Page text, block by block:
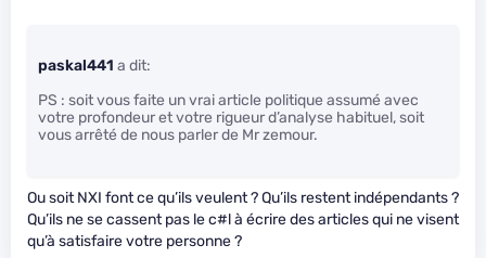
paskal441 a dit:
PS : soit vous faite un vrai article politique assumé avec
votre profondeur et votre rigueur d’analyse habituel, soit
vous arrêté de nous parler de Mr zemour.
Ou soit NXI font ce qu’ils veulent ? Qu’ils restent indépendants ?
Qu’ils ne se cassent pas le c#l à écrire des articles qui ne visent
qu’à satisfaire votre personne ?